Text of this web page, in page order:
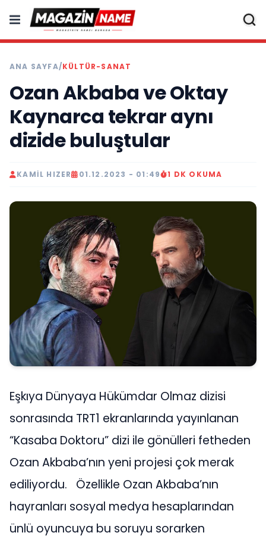
ANA SAYFA/KÜLTÜR-SANAT
Ozan Akbaba ve Oktay
Kaynarca tekrar aynı
dizide buluştular
KAMIL HIZER 01.12.2023 - 01:49 1 DK OKUMA
Eşkıya Dünyaya Hükümdar Olmaz dizisi
sonrasında TRT1 ekranlarında yayınlanan
“Kasaba Doktoru” dizi ile gönülleri fetheden
Ozan Akbaba’nın yeni projesi çok merak
ediliyordu. Özellikle Ozan Akbaba’nın
hayranları sosyal medya hesaplarından
ünlü oyuncuya bu soruyu sorarken